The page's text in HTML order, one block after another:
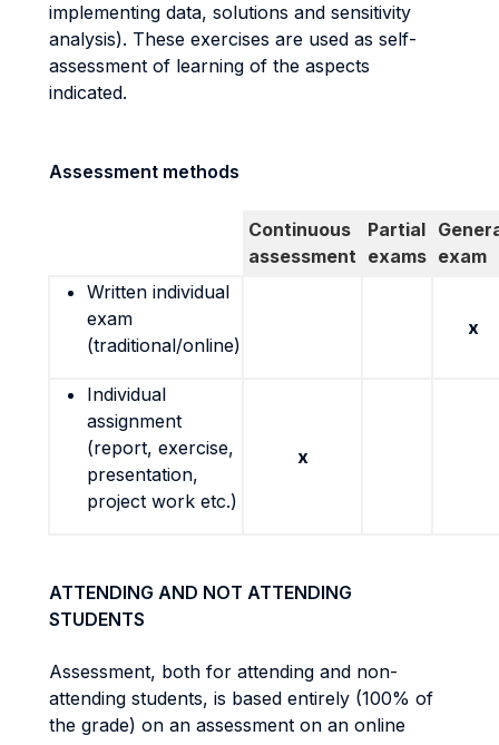
implementing data, solutions and sensitivity
analysis). These exercises are used as self-
assessment of learning of the aspects
indicated.
Assessment methods
Continuous
assessment
Partial
exams exam
Written individual
exam
(traditional/online)
x
Individual
assignment
(report, exercise,
presentation,
project work etc.)
x
ATTENDING AND NOT ATTENDING
STUDENTS
Assessment, both for attending and non-
attending students, is based entirely (100% of
the grade) on an assessment on an online